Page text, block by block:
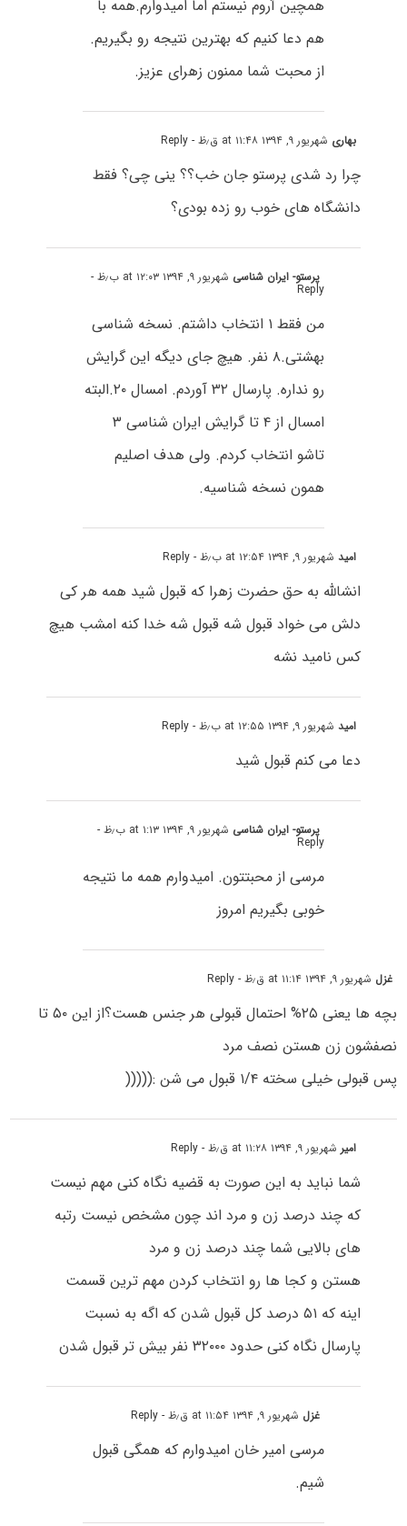
همچین آروم نیستم اما امیدوارم.همه با
هم دعا کنیم که بهترین نتیجه رو بگیریم.
از محبت شما ممنون زهرای عزیز.
بهاری شهریور ۹, ۱۳۹۴ at ۱۱:۴۸ ق٫ظ - Reply
چرا رد شدی پرستو جان خب؟؟ ینی چی؟ فقط
دانشگاه های خوب رو زده بودی؟
پرستو- ایران شناسی شهریور ۹, ۱۳۹۴ at ۱۲:۰۳ ب٫ظ -
Reply
من فقط ۱ انتخاب داشتم. نسخه شناسی
بهشتی.۸ نفر. هیچ جای دیگه این گرایش
رو نداره. پارسال ۳۲ آوردم. امسال ۲۰.البته
امسال از ۴ تا گرایش ایران شناسی ۳
تاشو انتخاب کردم. ولی هدف اصلیم
همون نسخه شناسیه.
امیدشهریور ۹, ۱۳۹۴ at ۱۲:۵۴ ب٫ظ - Reply
انشالله به حق حضرت زهرا که قبول شید همه هر کی
دلش می خواد قبول شه قبول شه خدا کنه امشب هیچ
کس نامید نشه
امیدشهریور ۹, ۱۳۹۴ at ۱۲:۵۵ ب٫ظ - Reply
دعا می کنم قبول شید
پرستو- ایران شناسی شهریور ۹, ۱۳۹۴ at ۱:۱۳ ب٫ظ -
Reply
مرسی از محبتتون. امیدوارم همه ما نتیجه
خوبی بگیریم امروز
غزل شهریور ۹, ۱۳۹۴ at ۱۱:۱۴ ق٫ظ - Reply
بچه ها یعنی ۲۵% احتمال قبولی هر جنس هست؟از این ۵۰ تا
نصفشون زن هستن نصف مرد
پس قبولی خیلی سخته ۱/۴ قبول می شن :(((((
امیرشهریور ۹, ۱۳۹۴ at ۱۱:۲۸ ق٫ظ - Reply
شما نباید به این صورت به قضیه نگاه کنی مهم نیست
که چند درصد زن و مرد اند چون مشخص نیست رتبه
های بالایی شما چند درصد زن و مرد
هستن و کجا ها رو انتخاب کردن مهم ترین قسمت
اینه که ۵۱ درصد کل قبول شدن که اگه به نسبت
پارسال نگاه کنی حدود ۳۲۰۰۰ نفر بیش تر قبول شدن
غزل شهریور ۹, ۱۳۹۴ at ۱۱:۵۴ ق٫ظ - Reply
مرسی امیر خان امیدوارم که همگی قبول
شیم.